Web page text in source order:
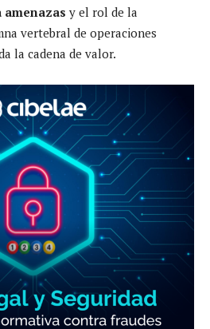
y el rol de la
vertebral de operaciones
la cadena de valor.